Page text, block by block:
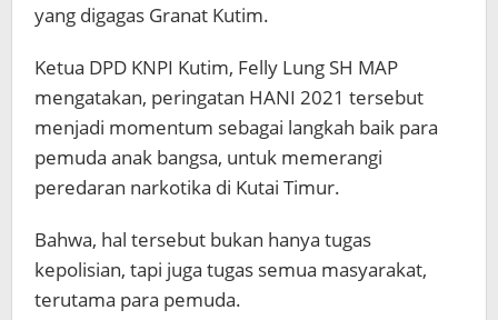
yang digagas Granat Kutim.
Ketua DPD KNPI Kutim, Felly Lung SH MAP
mengatakan, peringatan HANI 2021 tersebut
menjadi momentum sebagai langkah baik para
pemuda anak bangsa, untuk memerangi
peredaran narkotika di Kutai Timur.
Bahwa, hal tersebut bukan hanya tugas
kepolisian, tapi juga tugas semua masyarakat,
terutama para pemuda.